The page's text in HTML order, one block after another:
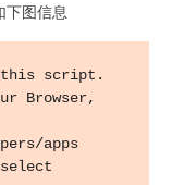
下图信息
script.
Browser,
apps